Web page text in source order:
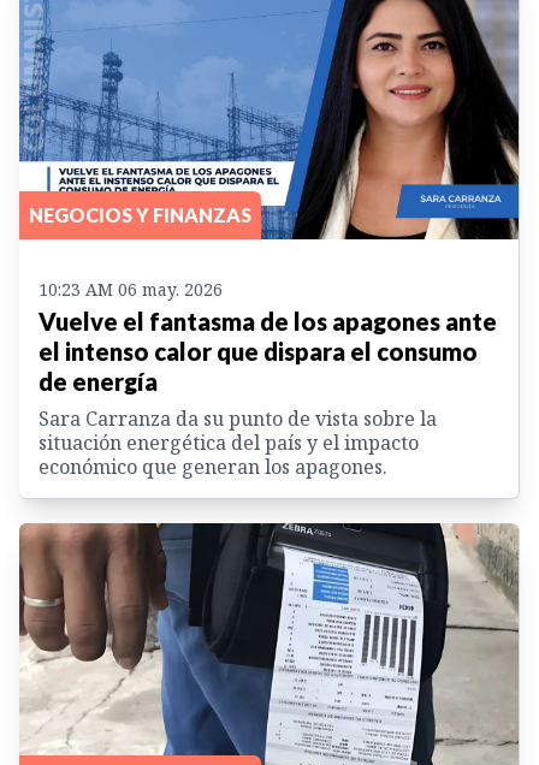
NEGOCIOS Y FINANZAS
10:23 AM 06 may. 2026
Vuelve el fantasma de los apagones ante
el intenso calor que dispara el consumo
de energía
Sara Carranza da su punto de vista sobre la
situación energética del país y el impacto
económico que generan los apagones.